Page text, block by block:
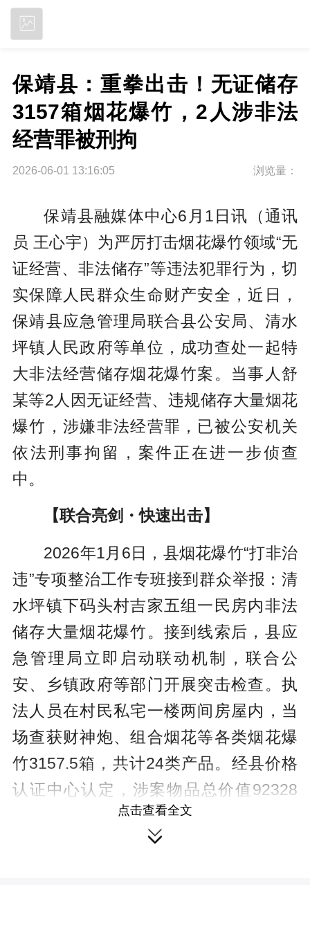
保靖县：重拳出击！无证储存
3157箱烟花爆竹，2人涉非法
经营罪被刑拘
2026-06-01 13:16:05 浏览量：
保靖县融媒体中心6月1日讯（通讯
员 王心宇）为严厉打击烟花爆竹领域“无
证经营、非法储存”等违法犯罪行为，切
实保障人民群众生命财产安全，近日，
保靖县应急管理局联合县公安局、清水
坪镇人民政府等单位，成功查处一起特
大非法经营储存烟花爆竹案。当事人舒
某等2人因无证经营、违规储存大量烟花
爆竹，涉嫌非法经营罪，已被公安机关
依法刑事拘留，案件正在进一步侦查
中。
【联合亮剑・快速出击】
2026年1月6日，县烟花爆竹“打非治
违”专项整治工作专班接到群众举报：清
水坪镇下码头村吉家五组一民房内非法
储存大量烟花爆竹。接到线索后，县应
急管理局立即启动联动机制，联合公
安、乡镇政府等部门开展突击检查。执
法人员在村民私宅一楼两间房屋内，当
场查获财神炮、组合烟花等各类烟花爆
竹3157.5箱，共计24类产品。经县价格
认证中心认定，涉案物品总价值92328
点击查看全文
